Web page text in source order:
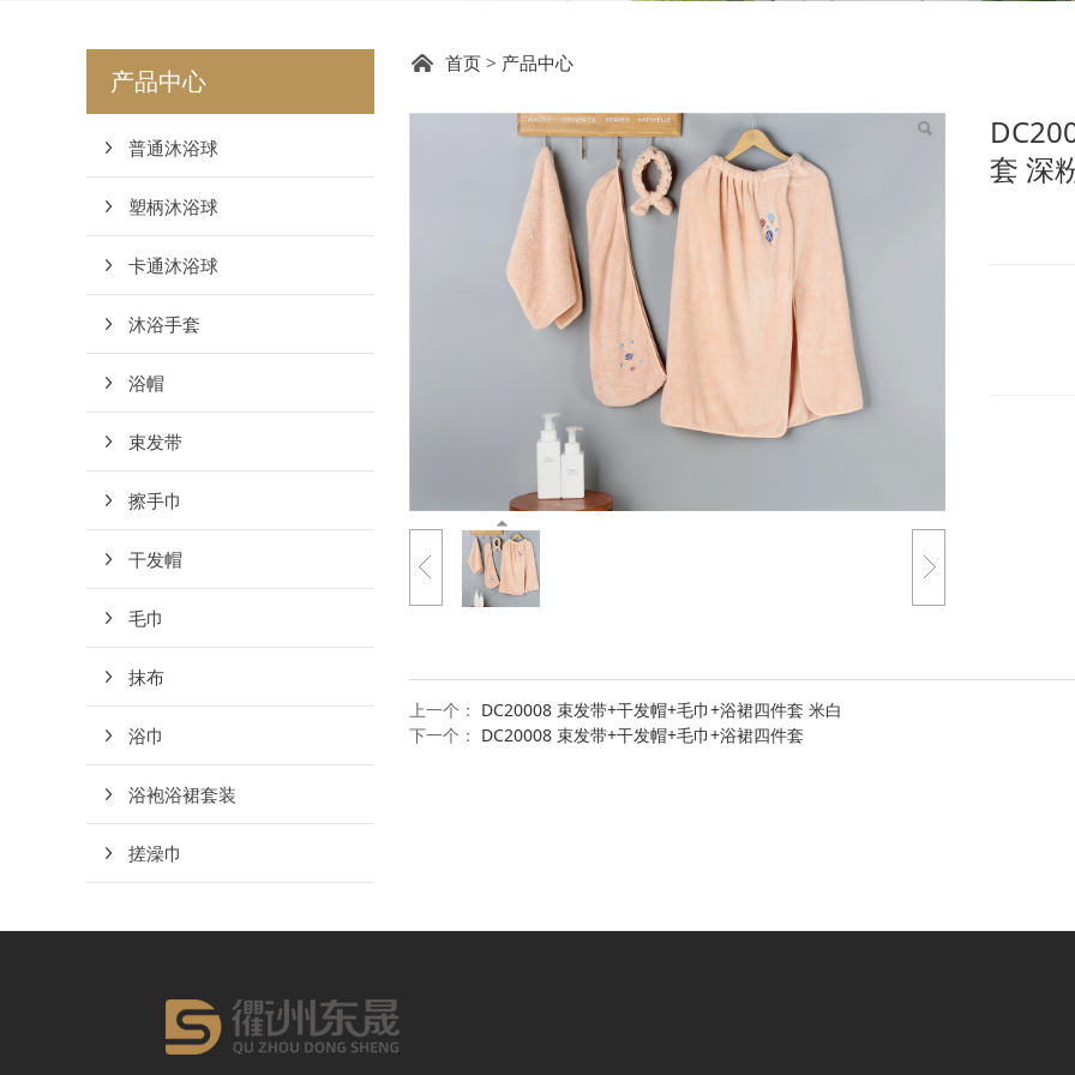
产品中心
普通沐浴球
塑柄沐浴球
卡通沐浴球
沐浴手套
浴帽
束发带
擦手巾
干发帽
毛巾
抹布
浴巾
浴袍浴裙套装
搓澡巾
DC20008 束发带+干发帽+毛
首页> 产品中心
套 深
上一个： DC20008 束发带+干发帽+毛巾+浴裙四件套 米白
下一个： DC20008 束发带+干发帽+毛巾+浴裙四件套